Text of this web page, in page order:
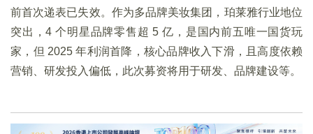
前首次递表已失效。作为多品牌美妆集团，珀莱雅行业地位
突出，4 个明星品牌零售超 5 亿，是国内前五唯一国货玩
家，但 2025 年利润首降，核心品牌收入下滑，且高度依赖
营销、研发投入偏低，此次募资将用于研发、品牌建设等。